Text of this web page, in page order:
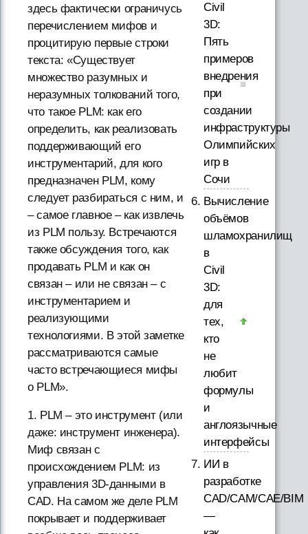
здесь фактически ограничусь
перечислением мифов и
процитирую первые строки
текста: «Существует
множество разумных и
неразумных толкований того,
что такое PLM: как его
определить, как реализовать
поддерживающий его
инструментарий, для кого
предназначен PLM, кому
следует разбираться с ним, и
– самое главное – как извлечь
из PLM пользу. Встречаются
также обсуждения того, как
продавать PLM и как он
связан – или не связан – с
инструментарием и
реализующими
технологиями. В этой заметке
рассматриваются самые
часто встречающиеся мифы
о PLM».
1. PLM – это инструмент (или
даже: инструмент инженера).
Миф связан с
происхождением PLM: из
управления 3D-данными в
CAD. На самом же деле PLM
покрывает и поддерживает
Civil
3D:
Пять
примеров
внедрения
при
создании
инфраструктуры
Олимпийских
игр в
Сочи
Вычисление
объёмов
шламохранилищ
в
Civil
3D:
для
тех,
кто
не
любит
формулы
и
англоязычные
интерфейсы
ИИ в
разработке
CAD/CAM/CAE/BIM
—